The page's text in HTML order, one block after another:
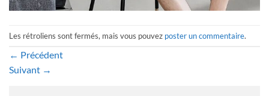
Les rétroliens sont fermés, mais vous pouvez poster un commentaire.
← Précédent
Suivant →